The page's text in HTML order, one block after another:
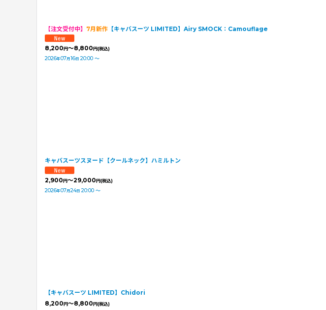
【注文受付中】 7月新作 【キャバスーツ LIMITED】Airy SMOCK：Camouflage
8,200円～8,800円(税込)
2026年07月16日 20:00 ～
キャバスーツスヌード【クールネック】ハミルトン
2,900円～29,000円(税込)
2026年07月24日 20:00 ～
【キャバスーツ LIMITED】Chidori
8,200円～8,800円(税込)